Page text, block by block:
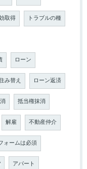
取得 トラブルの種
ローン
み替え ローン返済
抵当権抹消
解雇 不動産仲介
ォームは必須
アパート